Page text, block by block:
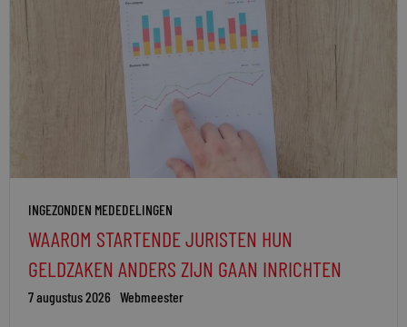
INGEZONDEN MEDEDELINGEN
WAAROM STARTENDE JURISTEN HUN
GELDZAKEN ANDERS ZIJN GAAN INRICHTEN
7 augustus 2026 Webmeester